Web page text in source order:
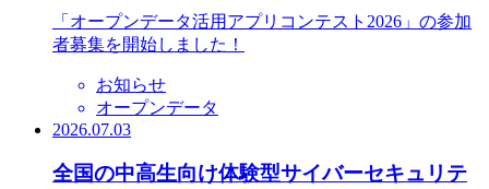
「オープンデータ活用アプリコンテスト2026」の参加
者募集を開始しました！
お知らせ
オープンデータ
2026.07.03
全国の中高生向け体験型サイバーセキュリテ